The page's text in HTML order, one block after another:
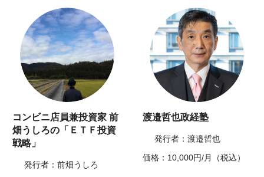
コンビニ店員兼投資家 前
畑うしろの「ＥＴＦ投資
戦略」
発行者：前畑うしろ
渡邉哲也政経塾
発行者：渡邉哲也
価格：10,000円/月（税込）